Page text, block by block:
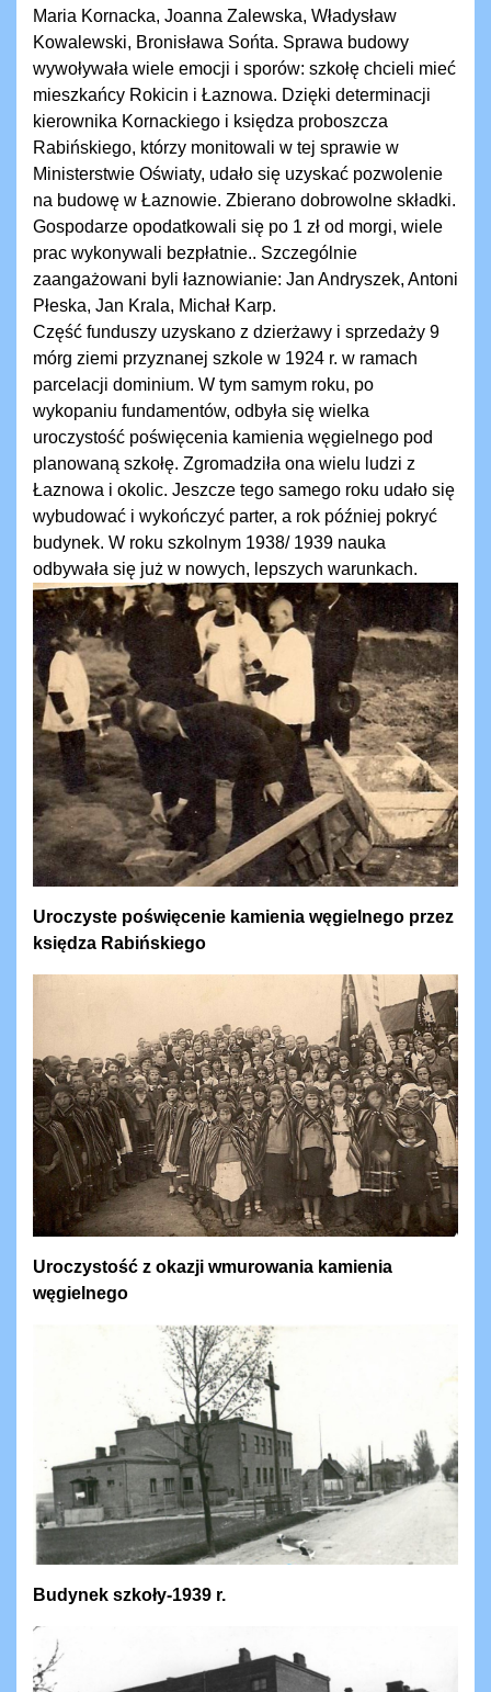
Maria Kornacka, Joanna Zalewska, Władysław
Kowalewski, Bronisława Sońta. Sprawa budowy
wywoływała wiele emocji i sporów: szkołę chcieli mieć
mieszkańcy Rokicin i Łaznowa. Dzięki determinacji
kierownika Kornackiego i księdza proboszcza
Rabińskiego, którzy monitowali w tej sprawie w
Ministerstwie Oświaty, udało się uzyskać pozwolenie
na budowę w Łaznowie. Zbierano dobrowolne składki.
Gospodarze opodatkowali się po 1 zł od morgi, wiele
prac wykonywali bezpłatnie.. Szczególnie
zaangażowani byli łaznowianie: Jan Andryszek, Antoni
Płeska, Jan Krala, Michał Karp.
Część funduszy uzyskano z dzierżawy i sprzedaży 9
mórg ziemi przyznanej szkole w 1924 r. w ramach
parcelacji dominium. W tym samym roku, po
wykopaniu fundamentów, odbyła się wielka
uroczystość poświęcenia kamienia węgielnego pod
planowaną szkołę. Zgromadziła ona wielu ludzi z
Łaznowa i okolic. Jeszcze tego samego roku udało się
wybudować i wykończyć parter, a rok później pokryć
budynek. W roku szkolnym 1938/ 1939 nauka
odbywała się już w nowych, lepszych warunkach.
Uroczyste poświęcenie kamienia węgielnego przez
księdza Rabińskiego
Uroczystość z okazji wmurowania kamienia
węgielnego
Budynek szkoły-1939 r.